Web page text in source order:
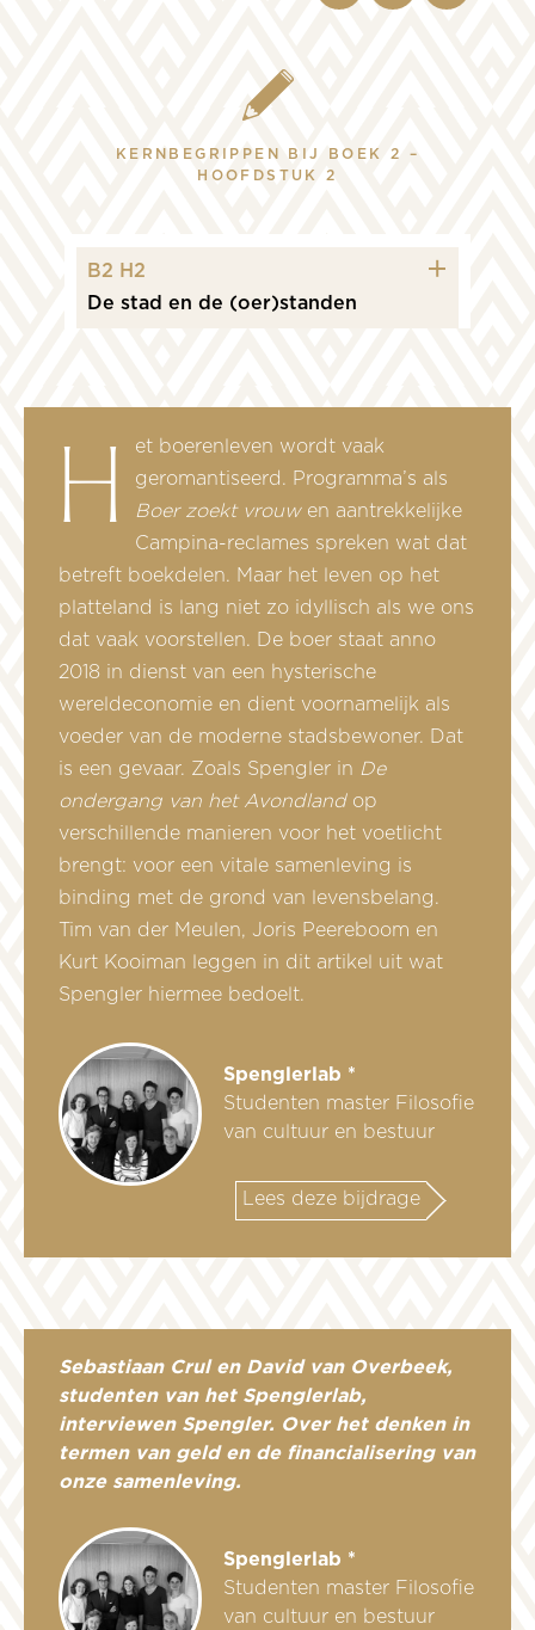
KERNBEGRIPPEN BIJ BOEK 2 –
HOOFDSTUK 2
B2 H2
De stad en de (oer)standen
Het boerenleven wordt vaak
geromantiseerd. Programma’s als
Boer zoekt vrouwen aantrekkelijke
Campina-reclames spreken wat dat
betreft boekdelen. Maar het leven op het
platteland is lang niet zo idyllisch als we ons
dat vaak voorstellen. De boer staat anno
2018 in dienst van een hysterische
wereldeconomie en dient voornamelijk als
voeder van de moderne stadsbewoner. Dat
is een gevaar. Zoals Spengler in De
ondergang van het Avondlandop
verschillende manieren voor het voetlicht
brengt: voor een vitale samenleving is
binding met de grond van levensbelang.
Tim van der Meulen, Joris Peereboom en
Kurt Kooiman leggen in dit artikel uit wat
Spengler hiermee bedoelt.
Spenglerlab *
Studenten master Filosofie
van cultuur en bestuur
Lees deze bijdrage
Sebastiaan Crul en David van Overbeek,
studenten van het Spenglerlab,
interviewen Spengler. Over het denken in
termen van geld en de financialisering van
onze samenleving.
Spenglerlab *
Studenten master Filosofie
van cultuur en bestuur